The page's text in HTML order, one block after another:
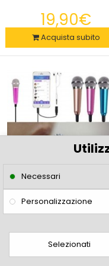
BALL BALANCE CON
19,90€
Acquista subito
Smartphone e PC
Necessari
Personalizzazione
Selezionati